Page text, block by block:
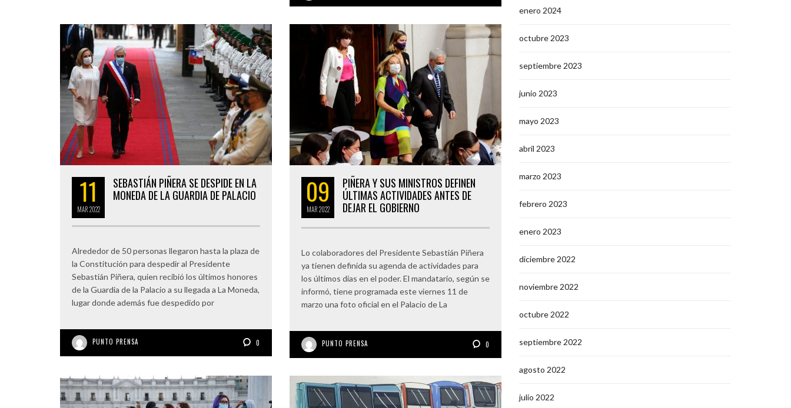
11
MAR2022
SEBASTIÁN PIÑERA SE DESPIDE EN LA
MONEDA DE LA GUARDIA DE PALACIO
Alrededor de 50 personas llegaron hasta la plaza de
la Constitución para despedir al Presidente
Sebastián Piñera, quien recibió los últimos honores
de la Guardia de la Palacio a su llegada a La Moneda,
lugar donde además fue despedido por
PUNTO PRENSA 0
09
MAR2022
PIÑERA Y SUS MINISTROS DEFINEN
ÚLTIMAS ACTIVIDADES ANTES DE
DEJAR EL GOBIERNO
Lo colaboradores del Presidente Sebastián Piñera
ya tienen definida su agenda de actividades para
los últimos días en el poder. El mandatario, según se
informó, tiene programada este viernes 11 de
marzo una foto oficial en el Palacio de La
PUNTO PRENSA 0
enero 2024
octubre 2023
septiembre 2023
junio 2023
mayo 2023
abril 2023
marzo 2023
febrero 2023
enero 2023
diciembre 2022
noviembre 2022
octubre 2022
septiembre 2022
agosto 2022
julio 2022